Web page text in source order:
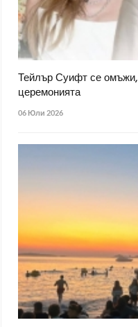
Тейлър Суифт се
церемонията
06 Юли 2026